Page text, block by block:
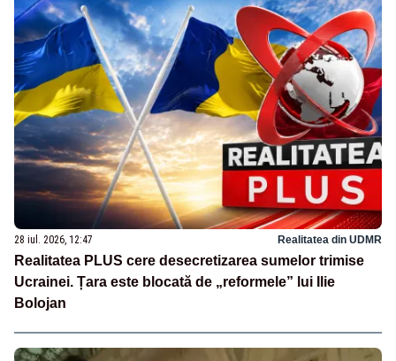
28 iul. 2026, 12:47 Realitatea din UDMR
Realitatea PLUS cere desecretizarea sumelor trimise
Ucrainei. Țara este blocată de „reformele” lui Ilie
Bolojan